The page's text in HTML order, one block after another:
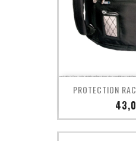
PROTECTION
Prix